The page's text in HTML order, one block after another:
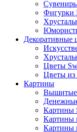
Фигурки
Декоративные
Цветы
Цветы из
Картины
Вышитые
Картины
Картины
Картины